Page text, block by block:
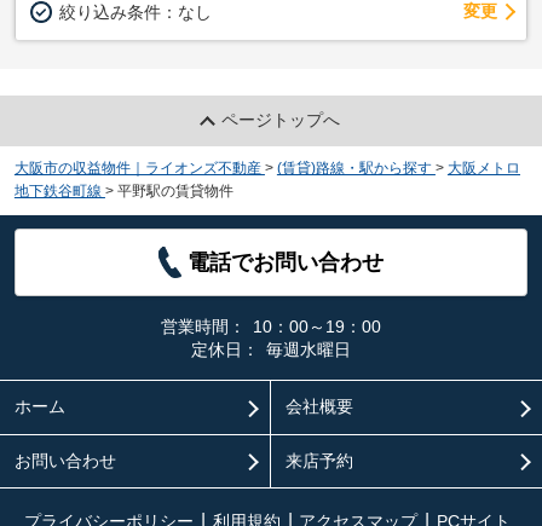
絞り込み条件： なし 変更
ページトップへ
大阪市の収益物件｜ライオンズ不動産 > (賃貸)路線・駅から探す > 大阪メトロ
地下鉄谷町線 > 平野駅の賃貸物件
電話でお問い合わせ
営業時間：
10：00～19：00
定休日：
毎週水曜日
ホーム 会社概要
お問い合わせ 来店予約
プライバシーポリシー 利用規約 アクセスマップ PCサイト